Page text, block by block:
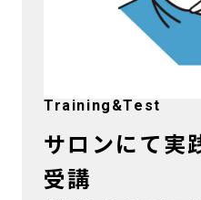
Training&Test
サロンにて実
受講